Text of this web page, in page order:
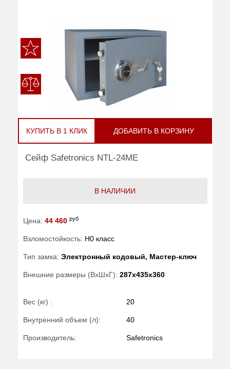
КУПИТЬ В 1 КЛИК ДОБАВИТЬ В КОРЗИНУ
Сейф Safetronics NTL-24ME
В НАЛИЧИИ
Цена: 44 460 руб
Взломостойкость: H0 класс
Тип замка: Электронный кодовый, Мастер-ключ
Внешние размеры (ВхШхГ): 287x435x360
Вес (кг) : 20
Внутренний объем (л): 40
Производитель: Safetronics